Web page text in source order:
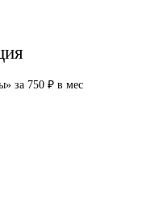
за 750 ₽ в мес